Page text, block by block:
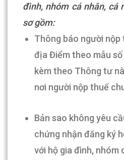
đình, nhóm cá nhân, cá
sơ gồm:
Thông báo người nộp
địa Điểm theo mẫu
kèm theo Thông tư
nơi người nộp thuế
Bản sao không yêu
chứng nhận đăng ký
với hộ gia đình, nhóm